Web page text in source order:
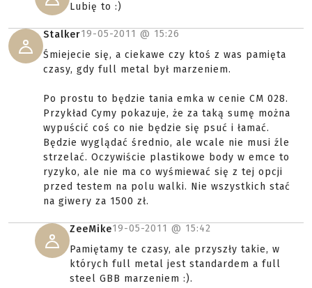
Lubię to :)
Stalker19-05-2011 @ 15:26
Śmiejecie się, a ciekawe czy ktoś z was pamięta
czasy, gdy full metal był marzeniem.
Po prostu to będzie tania emka w cenie CM 028.
Przykład Cymy pokazuje, że za taką sumę można
wypuścić coś co nie będzie się psuć i łamać.
Będzie wyglądać średnio, ale wcale nie musi źle
strzelać. Oczywiście plastikowe body w emce to
ryzyko, ale nie ma co wyśmiewać się z tej opcji
przed testem na polu walki. Nie wszystkich stać
na giwery za 1500 zł.
ZeeMike19-05-2011 @ 15:42
Pamiętamy te czasy, ale przyszły takie, w
których full metal jest standardem a full
steel GBB marzeniem :).